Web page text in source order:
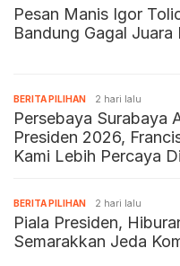
Pesan Manis Igor
Bandung Gagal Juara
BERITA PILIHAN 2 hari lalu
Persebaya Surabaya
Presiden 2026,
Kami Lebih Percaya
BERITA PILIHAN 2 hari lalu
Piala Presiden,
Semarakkan Jeda